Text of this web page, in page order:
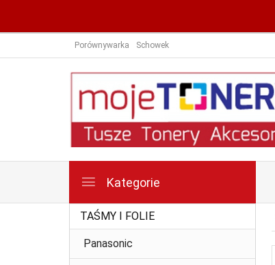
Porównywarka Schowek
Kategorie
TAŚMY I FOLIE
Panasonic